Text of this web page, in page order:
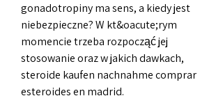
gonadotropiny ma sens, a kiedy jest
niebezpieczne? W kt&oacute;rym
momencie trzeba rozpocząć jej
stosowanie oraz w jakich dawkach,
steroide kaufen nachnahme comprar
esteroides en madrid.